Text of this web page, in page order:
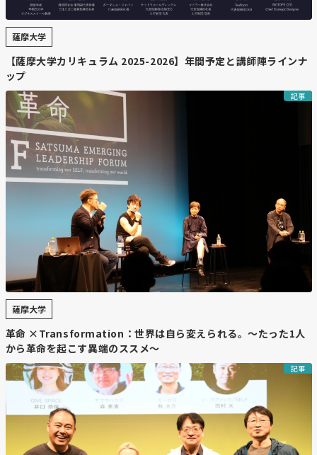
薩摩大学
【薩摩大学カリキュラム 2025-2026】年間予定と講師陣ラインナ
ップ
記事
薩摩大学
革命 ×Transformation：世界は自ら変えられる。〜たった1人
から革命を起こす異端のススメ〜
記事